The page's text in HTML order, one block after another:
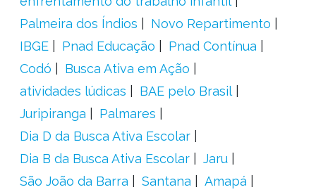
Palmeira dos Índios
Novo Repartimento
IBGE
Pnad Educação
Pnad Contínua
Codó
Busca Ativa em Ação
atividades lúdicas
BAE pelo Brasil
Juripiranga
Palmares
Dia D da Busca Ativa Escolar
Dia B da Busca Ativa Escolar
Jaru
São João da Barra
Santana
Amapá